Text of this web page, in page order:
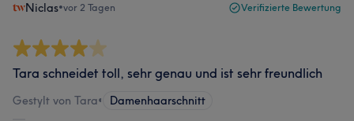
Niclas•vor 2 Tagen Verifizierte Bewertung
Tara schneidet toll, sehr genau und ist sehr freundlich
Gestylt von Tara• Damenhaarschnitt